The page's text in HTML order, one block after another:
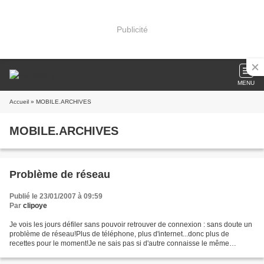
Publicité
MENU
Accueil » MOBILE.ARCHIVES
MOBILE.ARCHIVES
Problème de réseau
Publié le 23/01/2007 à 09:59
Par clipoye
Je vois les jours défiler sans pouvoir retrouver de connexion : sans doute un
problème de réseau!Plus de téléphone, plus d'internet...donc plus de
recettes pour le moment!Je ne sais pas si d'autre connaisse le même